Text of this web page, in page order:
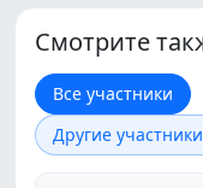
Смотрите
Все участники
Другие